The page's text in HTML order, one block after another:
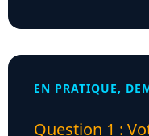
EN PRATIQUE,
Question 1 :